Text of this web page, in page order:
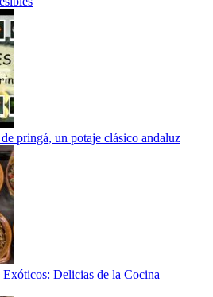
pringá, un potaje clásico andaluz
Exóticos: Delicias de la Cocina